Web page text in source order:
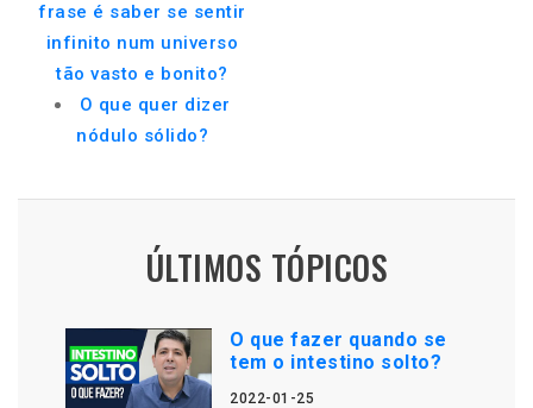
frase é saber se sentir
infinito num universo
tão vasto e bonito?
O que quer dizer
nódulo sólido?
ÚLTIMOS TÓPICOS
O que fazer quando se
tem o intestino solto?
2022-01-25